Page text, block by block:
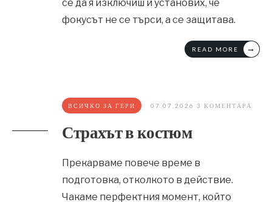
се да я изключиш и установих, че
фокусът не се търси, а се защитава.
READ MORE →
ВСИЧКО ЗА ГЕРИ 07.07.2026 3 КОМЕНТАРА
Страхът в костюм
Прекарваме повече време в
подготовка, отколкото в действие.
Чакаме перфектния момент, който